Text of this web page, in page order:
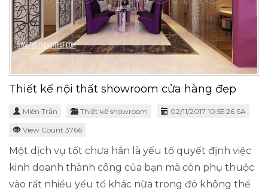
Thiết kế nội thất showroom cửa hàng đẹp
Miên Trần Thiết kế showroom 02/11/2017 10:55:26 SA
View Count 3766
Một dịch vụ tốt chưa hẳn là yếu tố quyết định việc
kinh doanh thành công của bạn mà còn phụ thuộc
vào rất nhiều yếu tố khác nữa trong đó không thể